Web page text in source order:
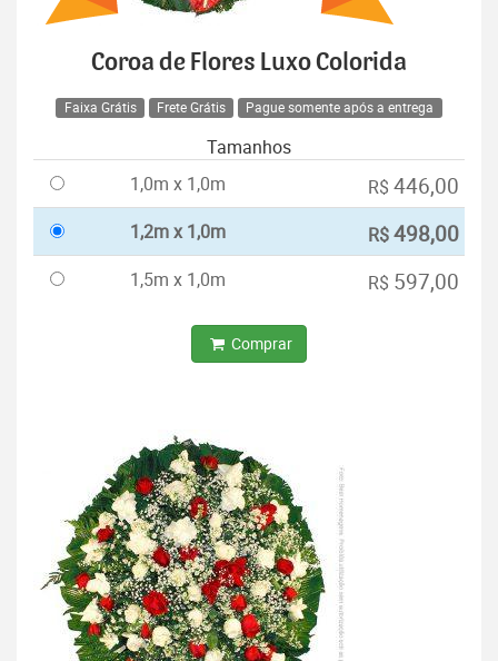
Coroa de Flores Luxo Colorida
Faixa Grátis Frete Grátis Pague somente após a entrega
Tamanhos
1,0m x 1,0m
R$ 446,00
1,2m x 1,0m R$498,00
1,5m x 1,0m R$ 597,00
Comprar